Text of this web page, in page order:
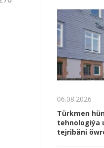
06.08.2026
Türkmen
tehnologiýa
tejribäni